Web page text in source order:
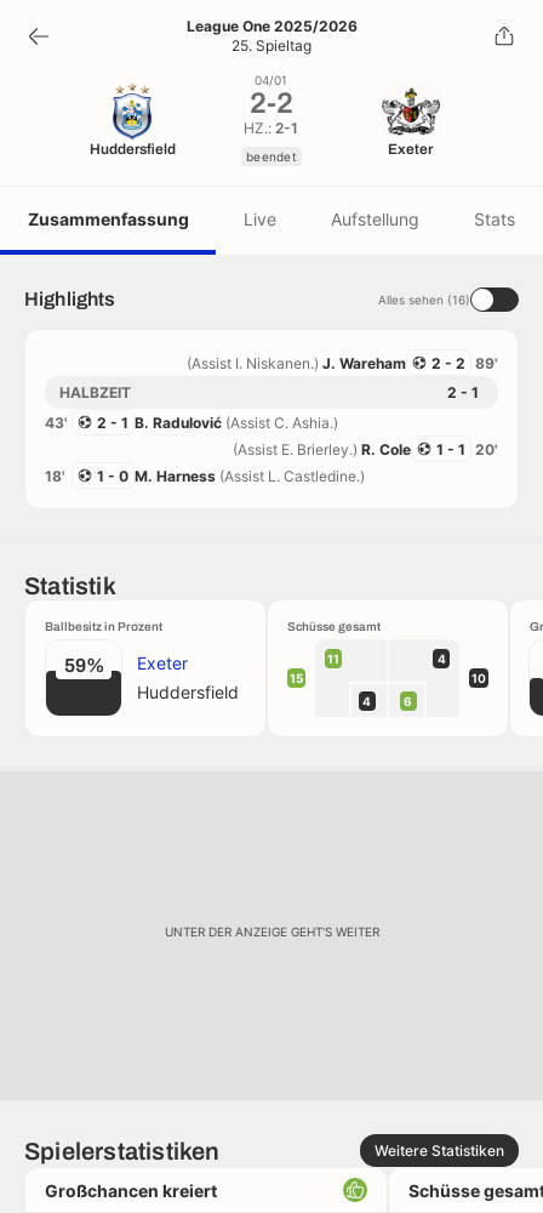
2-2
beendet
League One 2025/2026
25. Spieltag
Huddersfield
04/01
2-2
HZ.:2-1
beendet Exeter
Zusammenfassung Live Aufstellung Stats
Highlights Alles sehen (16)
89'
2 - 2
(Assist I. Niskanen.) J. Wareham
HALBZEIT
2 - 1
43'
2 - 1 B. Radulović (Assist C. Ashia.)
20'
1 - 1
(Assist E. Brierley.) R. Cole
18'
1 - 0 M. Harness (Assist L. Castledine.)
Statistik
Ballbesitz in Prozent
59%
Exeter
Huddersfield
Schüsse gesamt
15
11 4
4 6
10
UNTER DER ANZEIGE GEHT'S WEITER
Spielerstatistiken Weitere Statistiken
Großchancen kreiert Schüsse